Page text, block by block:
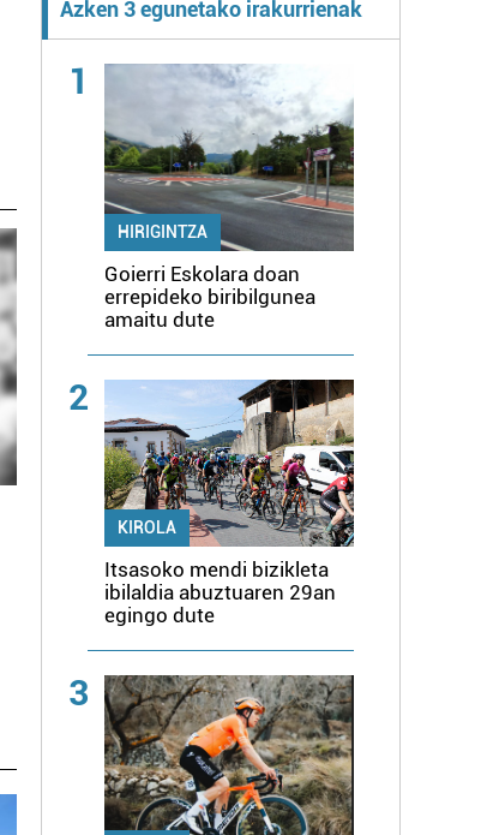
Azken 3 egunetako irakurrienak
1
HIRIGINTZA
Goierri Eskolara doan
errepideko biribilgunea
amaitu dute
2
KIROLA
Itsasoko mendi bizikleta
ibilaldia abuztuaren 29an
egingo dute
3